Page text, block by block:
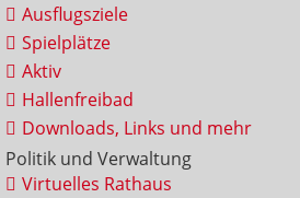
Ausflugsziele
Spielplätze
Aktiv
Hallenfreibad
Downloads, Links und mehr
Politik und Verwaltung
Virtuelles Rathaus